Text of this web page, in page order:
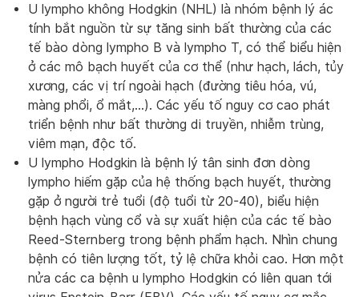
U lympho không Hodgkin (NHL) là nhóm bệnh lý ác
tính bắt nguồn từ sự tăng sinh bất thường của các
tế bào dòng lympho B và lympho T, có thể biểu hiện
ở các mô bạch huyết của cơ thể (như hạch, lách, tủy
xương, các vị trí ngoài hạch (đường tiêu hóa, vú,
màng phổi, ổ mắt,…). Các yếu tố nguy cơ cao phát
triển bệnh như bất thường di truyền, nhiễm trùng,
viêm mạn, độc tố.
U lympho Hodgkin là bệnh lý tân sinh đơn dòng
lympho hiếm gặp của hệ thống bạch huyết, thường
gặp ở người trẻ tuổi (độ tuổi từ 20-40), biểu hiện
bệnh hạch vùng cổ và sự xuất hiện của các tế bào
Reed-Sternberg trong bệnh phẩm hạch. Nhìn chung
bệnh có tiên lượng tốt, tỷ lệ chữa khỏi cao. Hơn một
nửa các ca bệnh u lympho Hodgkin có liên quan tới